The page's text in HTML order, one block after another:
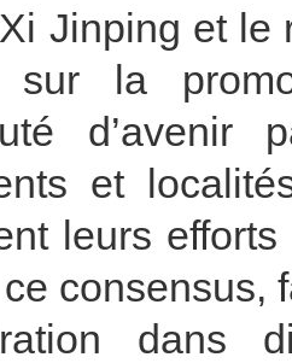
Jinping et le
sur la
d’avenir
et
leurs
consensus,
dans